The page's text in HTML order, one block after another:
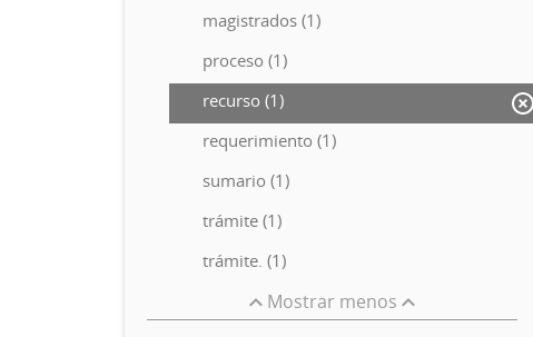
magistrados (1)
proceso (1)
recurso (1)
requerimiento (1)
sumario (1)
trámite (1)
trámite. (1)
Mostrar menos